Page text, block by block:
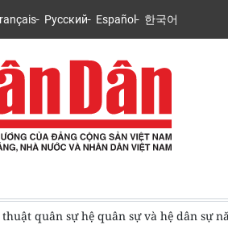
Русский Español 한국어
Điểm chuẩn, tra cứu trúng tuyển